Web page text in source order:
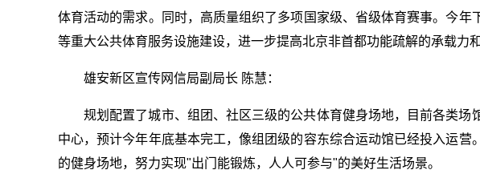
体育活动的需求。同时，高质量组织了多项国家级、省级体育赛事。今年
等重大公共体育服务设施建设，进一步提高北京非首都功能疏解的承载力和
雄安新区宣传网信局副局长 陈慧：
规划配置了城市、组团、社区三级的公共体育健身场地，目前各类场
中心，预计今年年底基本完工，像组团级的容东综合运动馆已经投入运营
的健身场地，努力实现"出门能锻炼，人人可参与"的美好生活场景。